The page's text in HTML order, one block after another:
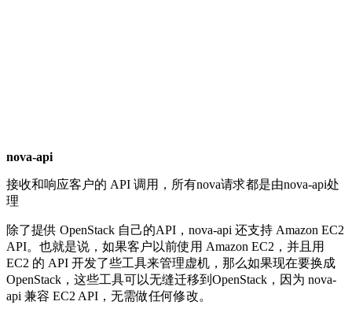
nova-api
接收和响应客户的 API 调用，所有nova请求都是由nova-api处
理
除了提供 OpenStack 自己的API，nova-api 还支持 Amazon EC2
API。也就是说，如果客户以前使用 Amazon EC2，并且用
EC2 的 API 开发了些工具来管理虚机，那么如果现在要换成
OpenStack，这些工具可以无缝迁移到OpenStack，因为 nova-
api 兼容 EC2 API，无需做任何修改。